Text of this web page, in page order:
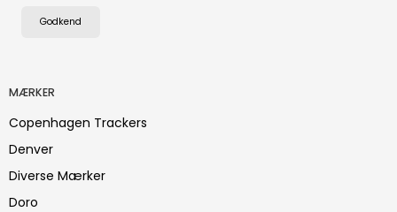
Godkend
MÆRKER
Copenhagen Trackers
Denver
Diverse Mærker
Doro